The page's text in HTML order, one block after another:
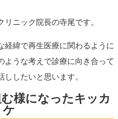
ニック院長の寺尾です。
経緯で再生医療に関わるように
ような考えで診療に向き合って
したいと思います。
様になったキッカ
ケ